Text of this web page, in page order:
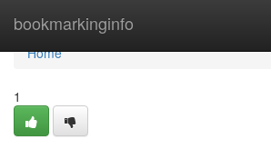
bookmarkinginfo
Home
Home
1